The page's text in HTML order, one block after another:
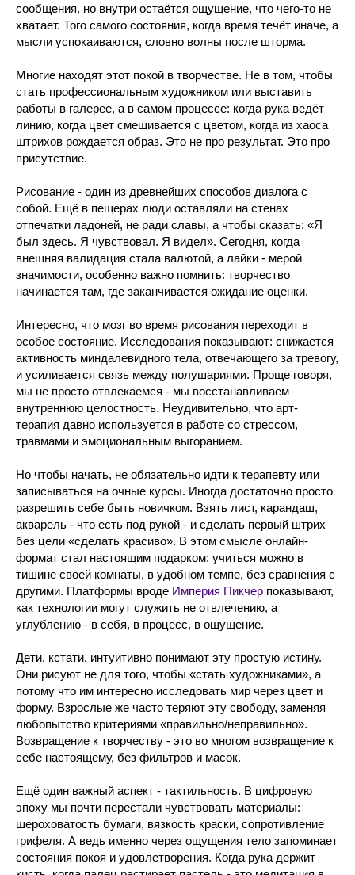
сообщения, но внутри остаётся ощущение, что чего-то не
хватает. Того самого состояния, когда время течёт иначе, а
мысли успокаиваются, словно волны после шторма.
Многие находят этот покой в творчестве. Не в том, чтобы
стать профессиональным художником или выставить
работы в галерее, а в самом процессе: когда рука ведёт
линию, когда цвет смешивается с цветом, когда из хаоса
штрихов рождается образ. Это не про результат. Это про
присутствие.
Рисование - один из древнейших способов диалога с
собой. Ещё в пещерах люди оставляли на стенах
отпечатки ладоней, не ради славы, а чтобы сказать: «Я
был здесь. Я чувствовал. Я видел». Сегодня, когда
внешняя валидация стала валютой, а лайки - мерой
значимости, особенно важно помнить: творчество
начинается там, где заканчивается ожидание оценки.
Интересно, что мозг во время рисования переходит в
особое состояние. Исследования показывают: снижается
активность миндалевидного тела, отвечающего за тревогу,
и усиливается связь между полушариями. Проще говоря,
мы не просто отвлекаемся - мы восстанавливаем
внутреннюю целостность. Неудивительно, что арт-
терапия давно используется в работе со стрессом,
травмами и эмоциональным выгоранием.
Но чтобы начать, не обязательно идти к терапевту или
записываться на очные курсы. Иногда достаточно просто
разрешить себе быть новичком. Взять лист, карандаш,
акварель - что есть под рукой - и сделать первый штрих
без цели «сделать красиво». В этом смысле онлайн-
формат стал настоящим подарком: учиться можно в
тишине своей комнаты, в удобном темпе, без сравнения с
другими. Платформы вроде Империя Пикчер показывают,
как технологии могут служить не отвлечению, а
углублению - в себя, в процесс, в ощущение.
Дети, кстати, интуитивно понимают эту простую истину.
Они рисуют не для того, чтобы «стать художниками», а
потому что им интересно исследовать мир через цвет и
форму. Взрослые же часто теряют эту свободу, заменяя
любопытство критериями «правильно/неправильно».
Возвращение к творчеству - это во многом возвращение к
себе настоящему, без фильтров и масок.
Ещё один важный аспект - тактильность. В цифровую
эпоху мы почти перестали чувствовать материалы:
шероховатость бумаги, вязкость краски, сопротивление
грифеля. А ведь именно через ощущения тело запоминает
состояния покоя и удовлетворения. Когда рука держит